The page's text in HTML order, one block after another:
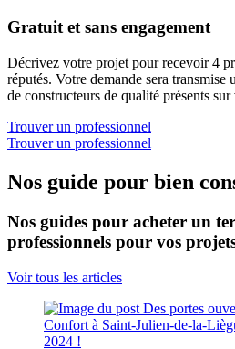
Gratuit et sans engagement
Décrivez votre projet pour recevoir 4
réputés. Votre demande sera transmise
de constructeurs de qualité présents
Trouver un professionnel
Trouver un professionnel
Nos guide pour bien
Nos guides pour acheter un
professionnels pour vos
Voir tous les articles